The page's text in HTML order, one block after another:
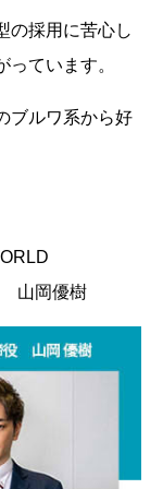
の採用に苦心し
ています。
ブルワ系から好
山岡優樹